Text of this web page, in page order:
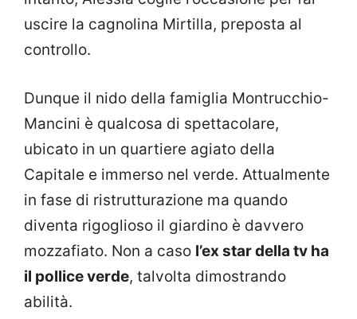
uscire la cagnolina Mirtilla, preposta al
controllo.
Dunque il nido della famiglia Montrucchio-
Mancini è qualcosa di spettacolare,
ubicato in un quartiere agiato della
Capitale e immerso nel verde. Attualmente
in fase di ristrutturazione ma quando
diventa rigoglioso il giardino è davvero
mozzafiato. Non a caso l’ex star della tv ha
il pollice verde, talvolta dimostrando
abilità.